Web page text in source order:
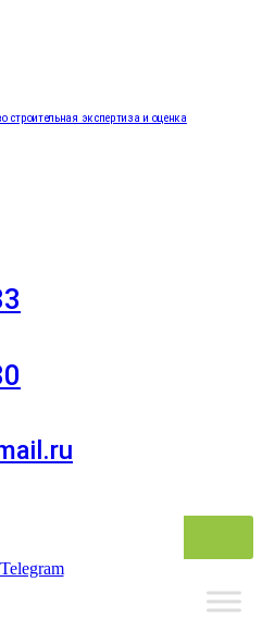
строительная экспертиза и оценка
Telegram